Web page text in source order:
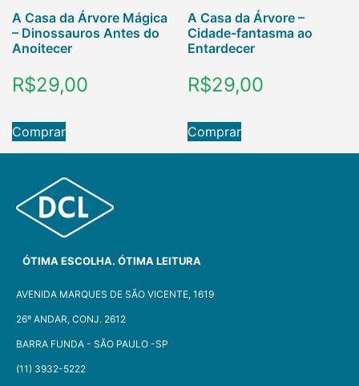
A Casa da Árvore Mágica
– Dinossauros Antes do
Anoitecer
R$29,00
Comprar
A Casa da Árvore –
Cidade-fantasma ao
Entardecer
R$29,00
Comprar
ÓTIMA ESCOLHA. ÓTIMA LEITURA
AVENIDA MARQUES DE SÃO VICENTE, 1619
26º ANDAR, CONJ. 2612
BARRA FUNDA - SÃO PAULO -SP​
(11) 3932-5222